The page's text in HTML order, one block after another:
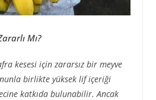
Mı?
kesesi için zararsız bir meyve
birlikte yüksek lif içeriği
katkıda bulunabilir. Ancak